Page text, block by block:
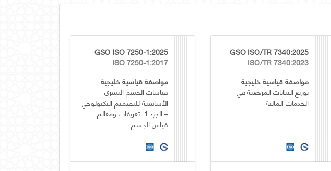
GSO ISO/TR 7340:2025
ISO/TR 7340:2023
مواصفة قياسية خليجية
توزيع البيانات المرجعية في
الخدمات المالية
GSO ISO 7250-1:2025
ISO 7250-1:2017
مواصفة قياسية خليجية
قياسات الجسم البشري
الأساسية للتصميم التكنولوجي
– الجزء 1: تعريفات ومعالم
قياس الجسم